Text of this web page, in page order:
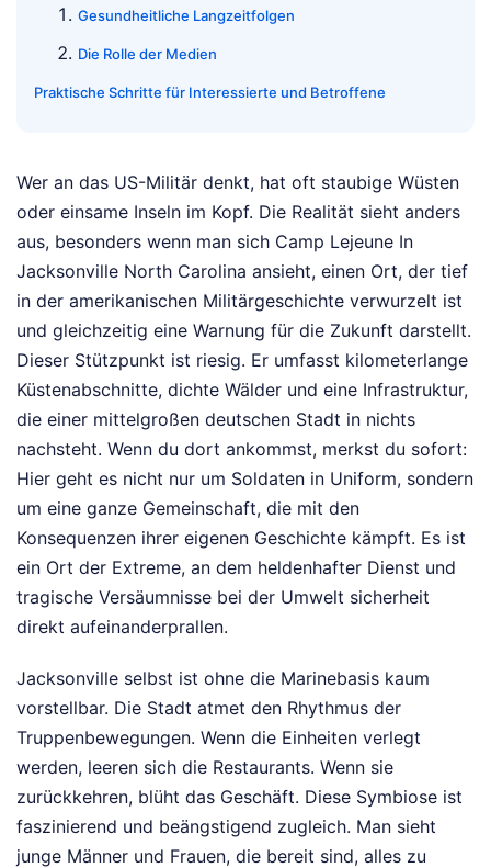
Gesundheitliche Langzeitfolgen
Die Rolle der Medien
Praktische Schritte für Interessierte und Betroffene
Wer an das US-Militär denkt, hat oft staubige Wüsten
oder einsame Inseln im Kopf. Die Realität sieht anders
aus, besonders wenn man sich Camp Lejeune In
Jacksonville North Carolina ansieht, einen Ort, der tief
in der amerikanischen Militärgeschichte verwurzelt ist
und gleichzeitig eine Warnung für die Zukunft darstellt.
Dieser Stützpunkt ist riesig. Er umfasst kilometerlange
Küstenabschnitte, dichte Wälder und eine Infrastruktur,
die einer mittelgroßen deutschen Stadt in nichts
nachsteht. Wenn du dort ankommst, merkst du sofort:
Hier geht es nicht nur um Soldaten in Uniform, sondern
um eine ganze Gemeinschaft, die mit den
Konsequenzen ihrer eigenen Geschichte kämpft. Es ist
ein Ort der Extreme, an dem heldenhafter Dienst und
tragische Versäumnisse bei der Umwelt sicherheit
direkt aufeinanderprallen.
Jacksonville selbst ist ohne die Marinebasis kaum
vorstellbar. Die Stadt atmet den Rhythmus der
Truppenbewegungen. Wenn die Einheiten verlegt
werden, leeren sich die Restaurants. Wenn sie
zurückkehren, blüht das Geschäft. Diese Symbiose ist
faszinierend und beängstigend zugleich. Man sieht
junge Männer und Frauen, die bereit sind, alles zu